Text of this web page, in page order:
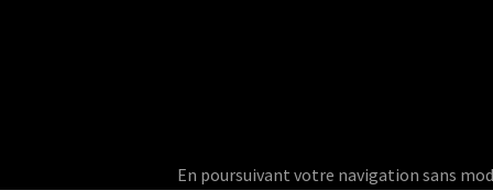
En poursuivant votre navigation sans